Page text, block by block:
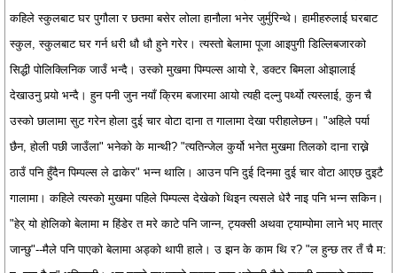
कहिले स्कुलबाट घर पुगौला र छतमा बसेर लोला हानौला भनेर जुर्मुरिन्थे। हामीहरुलाई घरबाट
स्कुल, स्कुलबाट घर गर्न धरी धौ धौ हुने गरेर। त्यस्तो बेलामा पूजा आइपुगी डिल्लिबजारको
सिद्धी पोलिक्लिनिक जाउँ भन्दै। उस्को मुखमा पिम्पल्स आयो रे, डक्टर बिमला ओझालाई
देखाउनु पर्‍यो भन्दै। हुन पनी जुन नयाँ क्रिम बजारमा आयो त्यही दल्नु पर्थ्यो त्यस्लाई, कुन चै
उस्को छालामा सुट गरेन होला दुई चार वोटा दाना त गालामा देखा परीहालेछन। "अहिले पर्या
छैन, होली पछी जाउँला" भनेको के मान्थी? "त्यतिन्जेल कुर्यो भनेत मुखमा तिलको दाना राख्ने
ठाउँ पनि हुँदैन पिम्पल्स ले ढाकेर" भन्न थालि। आउन पनि दुई दिनमा दुई चार वोटा आएछ दुइटै
गालामा। कहिले त्यस्को मुखमा पहिले पिम्पल्स देखेको थिइन त्यसले धेरै नाइ पनि भन्न सकिन।
"हेर् यो होलिको बेलामा म हिंडेर त मरे काटे पनि जान्न, ट्यक्सी अथवा ट्याम्पोमा लाने भए मात्र
जान्छु"--मैले पनि पाएको बेलामा अड्को थापी हाले। उ झन के काम थि र? "ल हुन्छ तर तँ चै म: